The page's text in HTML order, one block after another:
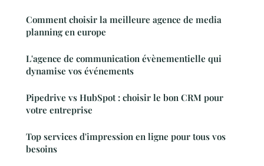
Comment choisir la meilleure agence de media
planning en europe
L'agence de communication évènementielle qui
dynamise vos événements
Pipedrive vs HubSpot : choisir le bon CRM pour
votre entreprise
Top services d'impression en ligne pour tous vos
besoins